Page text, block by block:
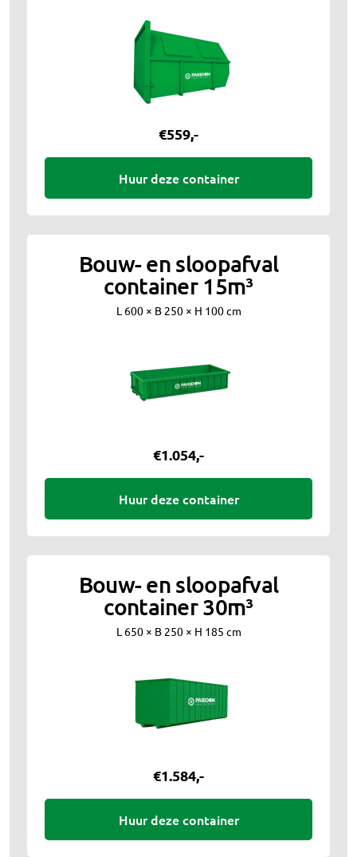
€559,-
Huur deze container
Bouw- en sloopafval
container 15m³
L 600 × B 250 × H 100 cm
€1.054,-
Huur deze container
Bouw- en sloopafval
container 30m³
L 650 × B 250 × H 185 cm
€1.584,-
Huur deze container